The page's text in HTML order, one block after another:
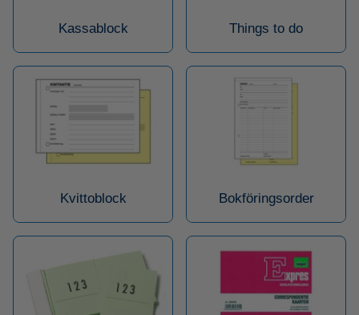
Kassablock Things to do
Kvittoblock Bokföringsorder